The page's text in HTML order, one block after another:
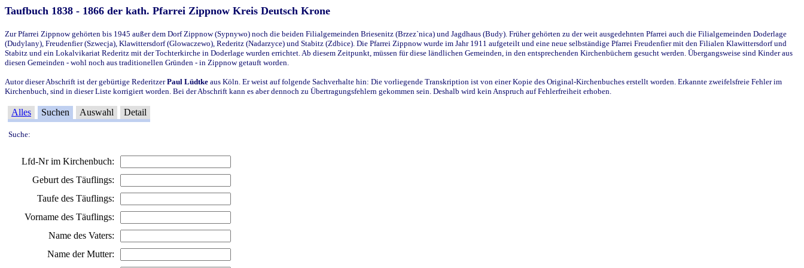
Taufbuch 1838 - 1866 der kath. Pfarrei Zippnow Kreis Deutsch Krone
Zur Pfarrei Zippnow gehörten bis 1945 außer dem Dorf Zippnow (Sypnywo) noch die beiden Filialgemeinden Briesenitz (Brzez`nica) und Jagdhaus (Budy). Früher gehörten zu der weit ausgedehnten Pfarrei auch die Filialgemeinden Doderlage
(Dudylany), Freudenfier (Szwecja), Klawittersdorf (Glowaczewo), Rederitz (Nadarzyce) und Stabitz (Zdbice). Die Pfarrei Zippnow wurde im Jahr 1911 aufgeteilt und eine neue selbständige Pfarrei Freudenfier mit den Filialen Klawittersdorf und
Stabitz und ein Lokalvikariat Rederitz mit der Tochterkirche in Doderlage wurden errichtet. Ab diesem Zeitpunkt, müssen für diese ländlichen Gemeinden, in den entsprechenden Kirchenbüchern gesucht werden. Übergangsweise sind Kinder aus
diesen Gemeinden - wohl noch aus traditionellen Gründen - in Zippnow getauft worden.
Autor dieser Abschrift ist der gebürtige RederitzerPaul Lüdtke aus Köln. Er weist auf folgende Sachverhalte hin: Die vorliegende Transkription ist von einer Kopie des Original-Kirchenbuches erstellt worden. Erkannte zweifelsfreie Fehler im
Kirchenbuch, sind in dieser Liste korrigiert worden. Bei der Abschrift kann es aber dennoch zu Übertragungsfehlern gekommen sein. Deshalb wird kein Anspruch auf Fehlerfreiheit erhoben.
Alles Suchen Auswahl Detail
Suche:
Lfd-Nr im Kirchenbuch:
Geburt des Täuflings:
Taufe des Täuflings:
Vorname des Täuflings:
Name des Vaters:
Name der Mutter: